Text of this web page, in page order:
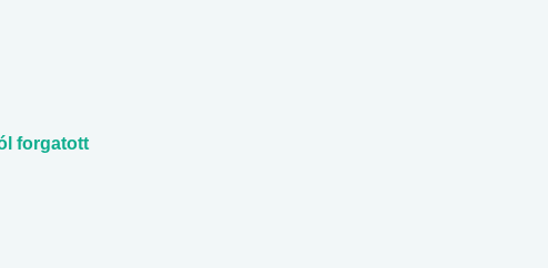
forgatott